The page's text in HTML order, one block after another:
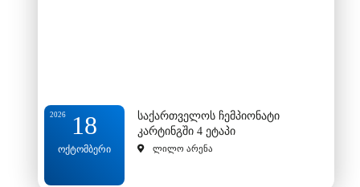
18
ოქტომბერი
2026
საქართველოს ჩემპიონატი
კარტინგში 4 ეტაპი
ლილო არენა